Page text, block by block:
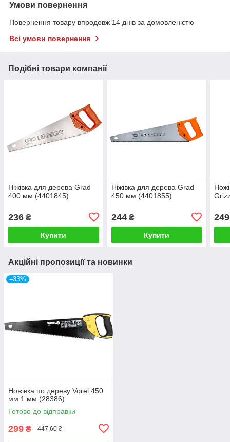
Умови повернення
Повернення товару впродовж 14 днів за домовленістю
Всі умови повернення
Подібні товари компанії
Ніжівка для дерева Grad
400 мм (4401845)
236 ₴
Купити
Ніжівка для дерева Grad
450 мм (4401855)
244₴
Купити
249
Акційні пропозиції та новинки
–33%
Ножівка по дереву Vorel 450
мм 1 мм (28386)
Готово до відправки
299 ₴ 447,60 ₴